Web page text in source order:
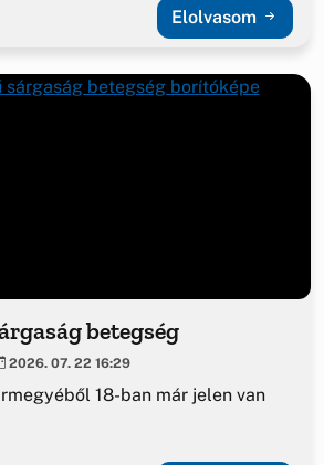
Elolvasom
betegség
2026. 07. 22 16:29
18-ban már jelen van